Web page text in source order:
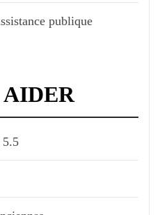
publique
AIDER
5.5